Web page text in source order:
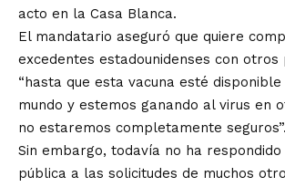
acto en la Casa Blanca.
El mandatario aseguró que quiere
excedentes estadounidenses con otros
“hasta que esta vacuna esté
mundo y estemos ganando al virus en
no estaremos completamente seguros”.
Sin embargo, todavía no ha
pública a las solicitudes de muchos